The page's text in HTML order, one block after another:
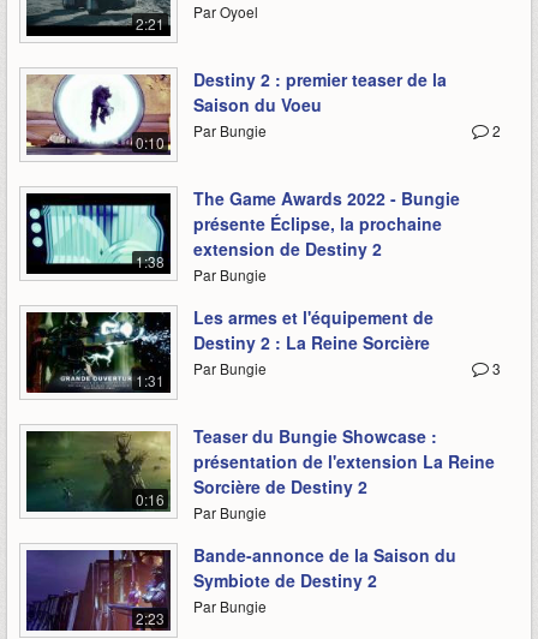
2:21
Par Oyoel
0:10
Destiny 2 : premier teaser de la
Saison du Voeu
2
Par Bungie
1:38
The Game Awards 2022 - Bungie
présente Éclipse, la prochaine
extension de Destiny 2
Par Bungie
1:31
Les armes et l'équipement de
Destiny 2 : La Reine Sorcière
3
Par Bungie
0:16
Teaser du Bungie Showcase :
présentation de l'extension La Reine
Sorcière de Destiny 2
Par Bungie
2:23
Bande-annonce de la Saison du
Symbiote de Destiny 2
Par Bungie